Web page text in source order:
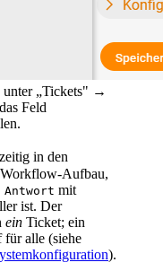
„Tickets" →
Feld
in den
Aufbau,
mit
ist. Der
ein Ticket; ein
für alle (siehe
).